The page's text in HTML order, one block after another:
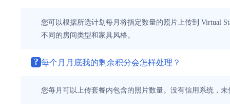
您可以根据所选计划每月将指定数量的照片上传到 Virtual
不同的房间类型和家具风格。
? 每个月月底我的剩余积分会怎样处理？
您每月可以上传套餐内包含的照片数量。没有信用系统，